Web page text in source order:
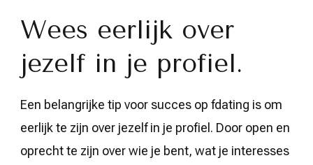
Wees eerlijk over
jezelf in je profiel.
Een belangrijke tip voor succes op fdating is om
eerlijk te zijn over jezelf in je profiel. Door open en
oprecht te zijn over wie je bent, wat je interesses